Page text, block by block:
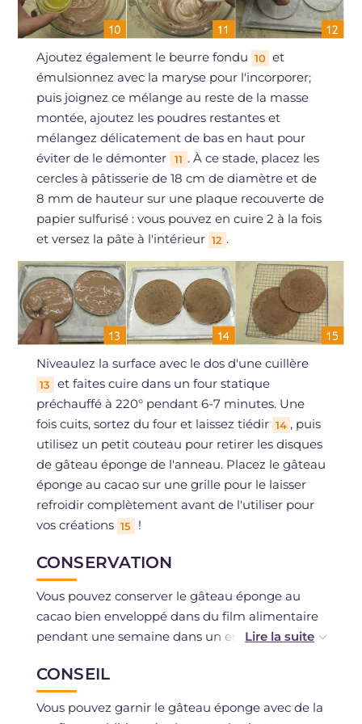
Ajoutez également le beurre fondu 10 et
émulsionnez avec la maryse pour l'incorporer;
puis joignez ce mélange au reste de la masse
montée, ajoutez les poudres restantes et
mélangez délicatement de bas en haut pour
éviter de le démonter
11 . À ce stade, placez les
cercles à pâtisserie de 18 cm de diamètre et de
8 mm de hauteur sur une plaque recouverte de
papier sulfurisé : vous pouvez en cuire 2 à la fois
et versez la pâte à l'intérieur 12 .
Niveaulez la surface avec le dos d'une cuillère
13
et faites cuire dans un four statique
préchauffé à 220° pendant 6-7 minutes. Une
fois cuits, sortez du four et laissez tiédir 14 , puis
utilisez un petit couteau pour retirer les disques
de gâteau éponge de l'anneau. Placez le gâteau
éponge au cacao sur une grille pour le laisser
refroidir complètement avant de l'utiliser pour
vos créations 15 !
CONSERVATION
Vous pouvez conserver le gâteau éponge au
cacao bien enveloppé dans du film alimentaire
pendant une semaine dans un endroit frais et
Sinon, vous pouvez le congeler pendant un
mois.
CONSEIL
Vous pouvez garnir le gâteau éponge avec de la